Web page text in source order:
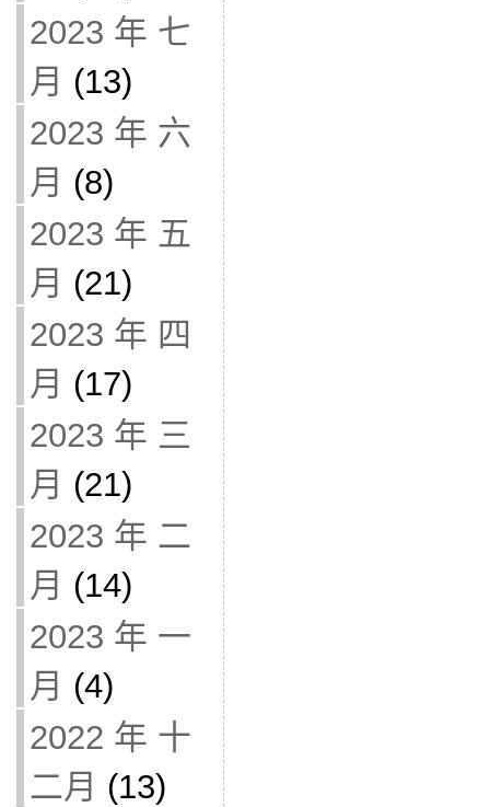
2023 年 七
月 (13)
2023 年 六
月 (8)
2023 年 五
月 (21)
2023 年 四
月 (17)
2023 年 三
月 (21)
2023 年 二
月 (14)
2023 年 一
月 (4)
2022 年 十
二月 (13)